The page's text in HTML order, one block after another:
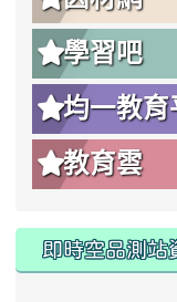
學習吧
均一教育
教育雲
即時空品測站